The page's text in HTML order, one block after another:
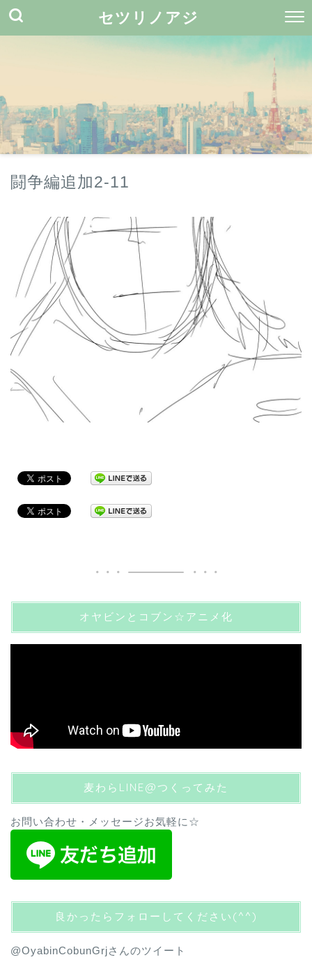
セツリノアジ
闘争編追加2-11
オヤビンとコブン☆アニメ化
麦わらLINE@つくってみた
お問い合わせ・メッセージお気軽に☆
良かったらフォローしてください(^^)
@OyabinCobunGrjさんのツイート